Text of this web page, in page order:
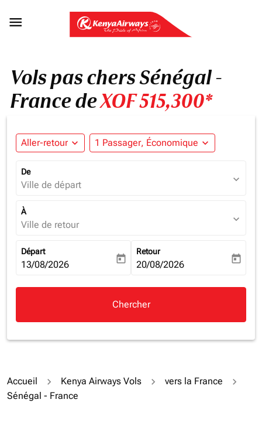

Vols pas chers Sénégal -
France deXOF 515,300*
Aller-retour expand_more 1 Passager, Économique expand_more
De
Ville de départ expand_more
À
Ville de retour expand_more
Départ
fc-booking-departure-date-aria-label
13/08/2026 today
Retour
fc-booking-return-date-aria-
20/08/2026 today
Chercher
Accueil Kenya Airways Vols
vers la France
Sénégal - France